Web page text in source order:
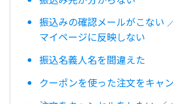
振込みの確認メールがこない
マイページに反映しない
振込名義人名を間違えた
クーポンを使った注文をキャ